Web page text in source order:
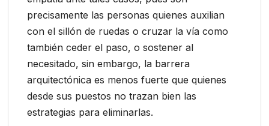
precisamente las personas quienes auxilian
con el sillón de ruedas o cruzar la vía como
también ceder el paso, o sostener al
necesitado, sin embargo, la barrera
arquitectónica es menos fuerte que quienes
desde sus puestos no trazan bien las
estrategias para eliminarlas.